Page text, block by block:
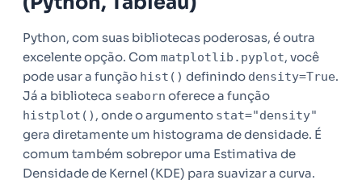
Python, com suas bibliotecas poderosas, é outra
excelente opção. Com matplotlib.pyplot, você
pode usar a função hist() definindo density=True.
Já a biblioteca seaborn oferece a função
histplot() , onde o argumento stat="density"
gera diretamente um histograma de densidade. É
comum também sobrepor uma Estimativa de
Densidade de Kernel (KDE) para suavizar a curva.